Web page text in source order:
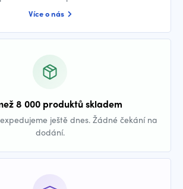
Více o nás
8 000 produktů skladem
ještě dnes. Žádné čekání na
dodání.